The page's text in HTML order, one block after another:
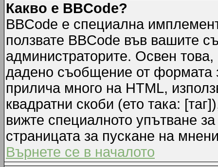
Какво е BBCode?
BBCode е специална
ползвате BBCode във вашите
администраторите. Освен
дадено съобщение от формата
прилича много на HTML,
квадратни скоби (ето така:
вижте специалното упътване
страницата за пускане на
Върнете се в началото